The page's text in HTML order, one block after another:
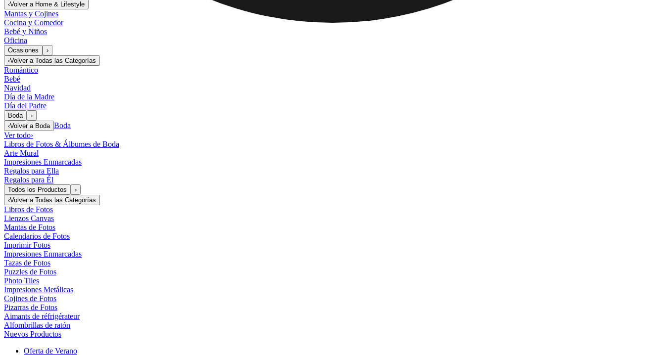
‹Volver a Home & Lifestyle
Mantas y Cojines
Cocina y Comedor
Bebé y Niños
Oficina
Ocasiones
›
‹Volver a Todas las Categorías
Romántico
Bebé
Navidad
Día de la Madre
Día del Padre
Boda
›
‹Volver a Boda Boda
Ver todo›
Libros de Fotos & Álbumes de Boda
Arte Mural
Impresiones Enmarcadas
Regalos para Ella
Regalos para Él
Todos los Productos
›
‹Volver a Todas las Categorías
Libros de Fotos
Lienzos Canvas
Mantas de Fotos
Calendarios de Fotos
Imprimir Fotos
Impresiones Enmarcadas
Tazas de Fotos
Puzzles de Fotos
Photo Tiles
Impresiones Metálicas
Cojines de Fotos
Pizarras de Fotos
Aimants de réfrigérateur
Alfombrillas de ratón
Nuevos Productos
Oferta de Verano